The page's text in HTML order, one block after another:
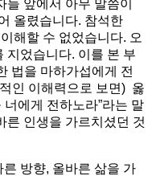
앞에서 아무 말씀이
올렸습니다. 참석한
해할 수 없었습니다. 오
지었습니다. 이를 본 부
법을 마하가섭에게 전
인 이해력으로 보면) 옳
에게 전하노라”라는 말
른 인생을 가르치셨던 것
방향, 올바른 삶을 가